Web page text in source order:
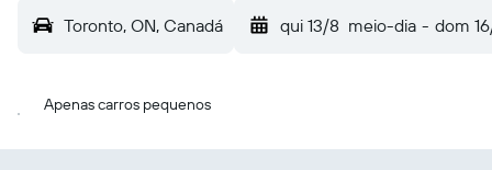
Toronto, ON, Canadá qui 13/8 meio-dia - dom
Apenas carros pequenos